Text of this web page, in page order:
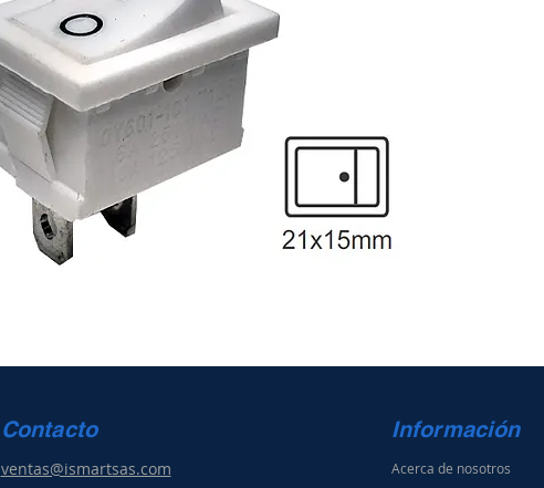
Contacto
ventas@ismartsas.com
Información
Acerca de nosotros